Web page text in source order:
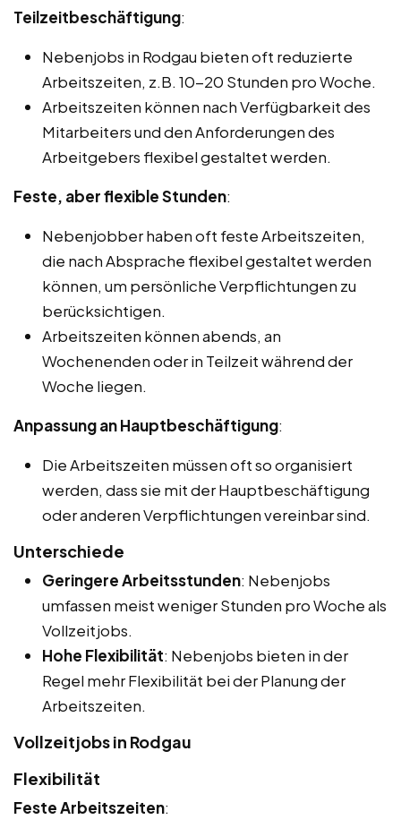
Teilzeitbeschäftigung:
Nebenjobs in Rodgau bieten oft reduzierte
Arbeitszeiten, z.B. 10-20 Stunden pro Woche.
Arbeitszeiten können nach Verfügbarkeit des
Mitarbeiters und den Anforderungen des
Arbeitgebers flexibel gestaltet werden.
Feste, aber flexible Stunden:
Nebenjobber haben oft feste Arbeitszeiten,
die nach Absprache flexibel gestaltet werden
können, um persönliche Verpflichtungen zu
berücksichtigen.
Arbeitszeiten können abends, an
Wochenenden oder in Teilzeit während der
Woche liegen.
Anpassung an Hauptbeschäftigung:
Die Arbeitszeiten müssen oft so organisiert
werden, dass sie mit der Hauptbeschäftigung
oder anderen Verpflichtungen vereinbar sind.
Unterschiede
Geringere Arbeitsstunden: Nebenjobs
umfassen meist weniger Stunden pro Woche als
Vollzeitjobs.
Hohe Flexibilität: Nebenjobs bieten in der
Regel mehr Flexibilität bei der Planung der
Arbeitszeiten.
Vollzeitjobs in Rodgau
Flexibilität
Feste Arbeitszeiten: